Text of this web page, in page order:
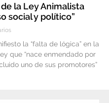
la Ley Animalista
social y político”
la “falta de lógica” en la
que “nace enmendado por
uno de sus promotores”